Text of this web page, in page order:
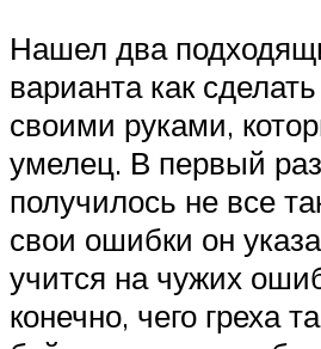
Нашел два
варианта как
своими руками,
умелец. В первый
получилось не все
свои ошибки он
учится на чужих
конечно, чего греха